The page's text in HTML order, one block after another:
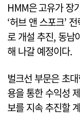
HMM은 고유가 장
‘허브 앤 스포크’
로 개설 추진, 동남
해 나갈 예정이다.
벌크선 부문은 초
용을 통한 수익성
보를 지속 추진할